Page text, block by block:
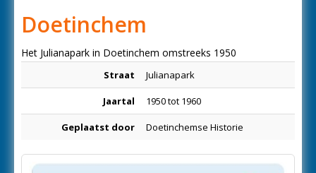
Doetinchem
Het Julianapark in Doetinchem omstreeks 1950
Straat Julianapark
Jaartal 1950 tot 1960
Geplaatst door Doetinchemse Historie